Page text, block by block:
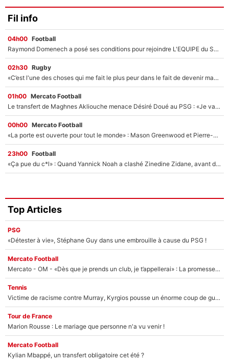
Fil info
04h00 Football
Raymond Domenech a posé ses conditions pour rejoindre L'EQUIPE du Soir : Il refuse de faire l'émission avec un autre chroniqueur !
02h30 Rugby
«C’est l'une des choses qui me fait le plus peur dans le fait de devenir maman» : En couple avec Antoine Dupont, Iris Mittenaere s'inquiète déjà pour ses futurs enfants !
01h00 Mercato Football
Le transfert de Maghnes Akliouche menace Désiré Doué au PSG : «Je valide à 200%»
00h00 Mercato Football
«La porte est ouverte pour tout le monde» : Mason Greenwood et Pierre-Emerick Aubameyang ont quitté l'OM, Amine Gouiri balance sur la suite du mercato et sur la réaction du vestiaire !
23h00 Football
«Ça pue du c*l» : Quand Yannick Noah a clashé Zinedine Zidane, avant de se faire recadrer par le nouveau sélectionneur de l'équipe de France !
Top Articles
PSG
«Détester à vie», Stéphane Guy dans une embrouille à cause du PSG !
Mercato Football
Mercato - OM - «Dès que je prends un club, je t’appellerai» : La promesse de Marcelino au moment de claquer la porte
Tennis
Victime de racisme contre Murray, Kyrgios pousse un énorme coup de gueule !
Tour de France
Marion Rousse : Le mariage que personne n'a vu venir !
Mercato Football
Kylian Mbappé, un transfert obligatoire cet été ?